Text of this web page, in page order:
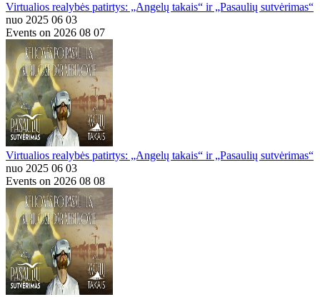
Virtualios realybės patirtys: „Angelų takais“ ir „Pasaulių sutvėrimas“
nuo 2025 06 03
Events on 2026 08 07
Virtualios realybės patirtys: „Angelų takais“ ir „Pasaulių sutvėrimas“
nuo 2025 06 03
Events on 2026 08 08